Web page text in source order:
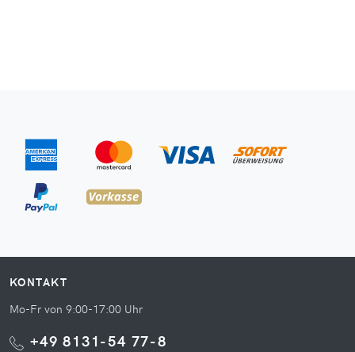
KONTAKT
Mo-Fr von 9:00-17:00 Uhr
+49 8131-54 77-8